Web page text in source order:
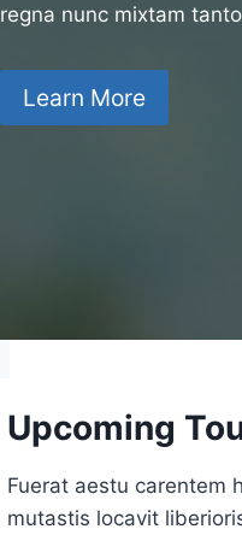
regna nunc mixtam
Learn More
Upcoming
Fuerat aestu carentem
mutastis locavit